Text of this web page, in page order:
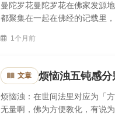
曼陀罗花曼陀罗花在佛家发源
都聚集在一起在佛经的记载里
1个月前
文章 烦恼浊五钝感分
烦恼浊：在世间法里对应为「
无量啊，佛为方便教化，有说